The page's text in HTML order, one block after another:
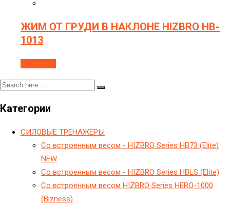
ЖИМ ОТ ГРУДИ В НАКЛОНЕ HIZBRO HB-
1013
Категории
CИЛОВЫЕ ТРЕНАЖЕРЫ
Cо встроенным весом - HIZBRO Series HB73 (Elite)
NEW
Cо встроенным весом - HIZBRO Series HBLS (Elite)
Cо встроенным весом HIZBRO Series HERO-1000
(Bizness)